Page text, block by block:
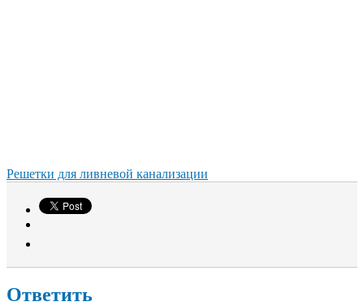
Решетки для ливневой канализации
Ответить